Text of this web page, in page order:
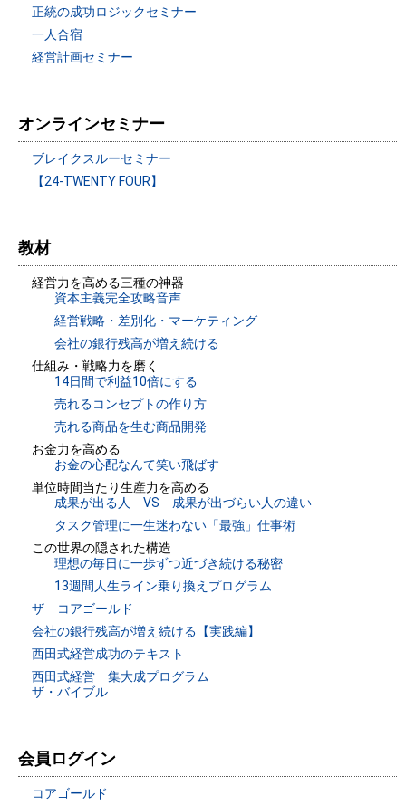
正統の成功ロジックセミナー
一人合宿
経営計画セミナー
オンラインセミナー
ブレイクスルーセミナー
【24-TWENTY FOUR】
教材
経営力を高める三種の神器
資本主義完全攻略音声
経営戦略・差別化・マーケティング
会社の銀行残高が増え続ける
仕組み・戦略力を磨く
14日間で利益10倍にする
売れるコンセプトの作り方
売れる商品を生む商品開発
お金力を高める
お金の心配なんて笑い飛ばす
単位時間当たり生産力を高める
成果が出る人 VS 成果が出づらい人の違い
タスク管理に一生迷わない「最強」仕事術
この世界の隠された構造
理想の毎日に一歩ずつ近づき続ける秘密
13週間人生ライン乗り換えプログラム
ザ コアゴールド
会社の銀行残高が増え続ける【実践編】
西田式経営成功のテキスト
西田式経営 集大成プログラム
ザ・バイブル
会員ログイン
コアゴールド